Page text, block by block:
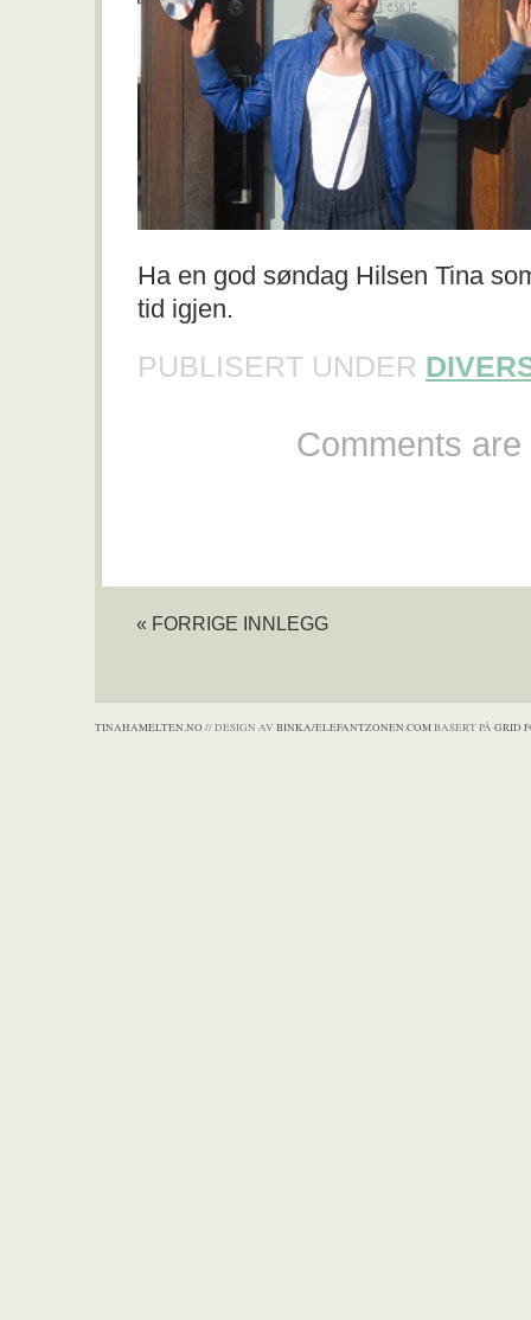
Ha en god søndag Hilsen Tina
tid igjen.
PUBLISERT UNDER
Comments
« FORRIGE INNLEGG
TINAHAMELTEN.NO // DESIGN AV BINKA/ELEFANTZONEN.COMBASERT PÅ GRID